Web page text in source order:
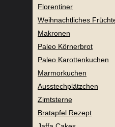
Florentiner
Weihnachtliches
Makronen
Paleo Körnerbrot
Paleo Karottenkuchen
Marmorkuchen
Ausstechplätzchen
Zimtsterne
Bratapfel Rezept